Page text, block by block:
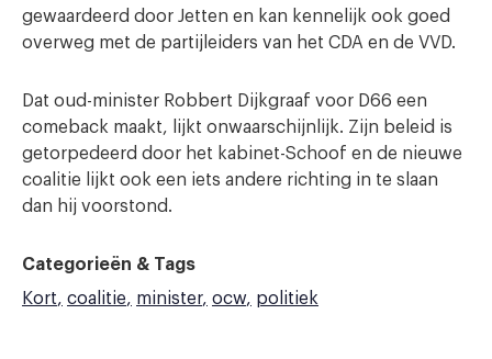
gewaardeerd door Jetten en kan kennelijk ook goed
overweg met de partijleiders van het CDA en de VVD.
Dat oud-minister Robbert Dijkgraaf voor D66 een
comeback maakt, lijkt onwaarschijnlijk. Zijn beleid is
getorpedeerd door het kabinet-Schoof en de nieuwe
coalitie lijkt ook een iets andere richting in te slaan
dan hij voorstond.
Categorieën & Tags
Kort
coalitie minister ocw politiek